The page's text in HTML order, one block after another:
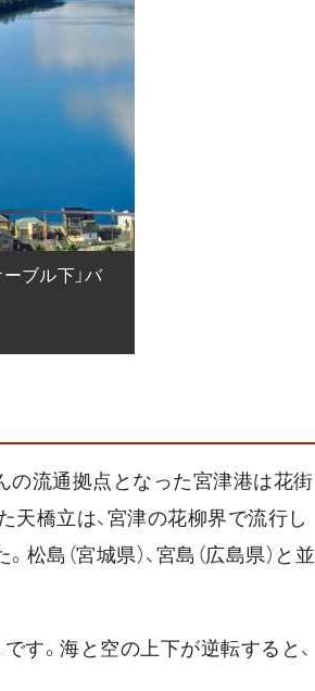
ブル下」バ
の流通拠点となった宮津港は花街
橋立は、宮津の花柳界で流行し
島（宮城県）、宮島（広島県）と並
す。海と空の上下が逆転すると、